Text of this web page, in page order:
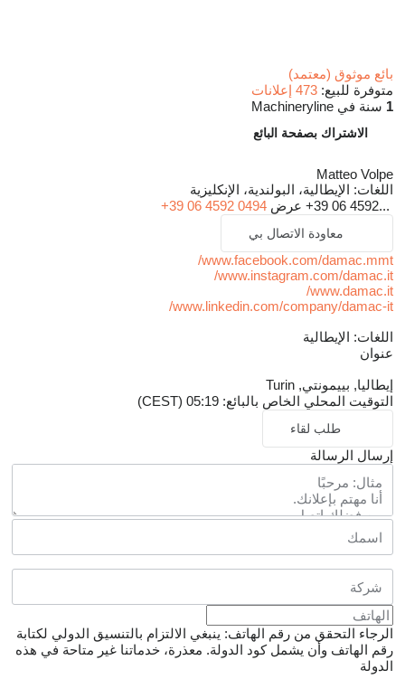
بائع موثوق (معتمد)
متوفرة للبيع: 473 إعلانات
1 سنة في Machineryline
الاشتراك بصفحة البائع
Matteo Volpe
اللغات: الإيطالية، البولندية، الإنكليزية
+39 06 4592... عرض +39 06 4592 0494
معاودة الاتصال بي
www.facebook.com/damac.mmt/
www.instagram.com/damac.it/
www.damac.it/
www.linkedin.com/company/damac-it/
اللغات: الإيطالية
عنوان
إيطاليا, بييمونتي, Turin
التوقيت المحلي الخاص بالبائع: 05:19 (CEST)
طلب لقاء
إرسال الرسالة
الرجاء التحقق من رقم الهاتف: ينبغي الالتزام بالتنسيق الدولي لكتابة
رقم الهاتف وأن يشمل كود الدولة. معذرة، خدماتنا غير متاحة في هذه
الدولة